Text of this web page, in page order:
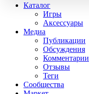
Каталог
Игры
Аксессуары
Медиа
Публикации
Обсуждения
Комментарии
Отзывы
Теги
Сообщества